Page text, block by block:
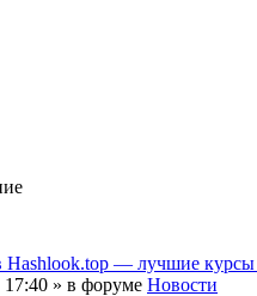
— лучшие курсы
» в форуме Новости